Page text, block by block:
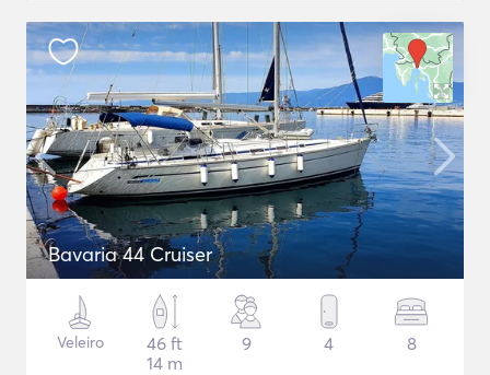
Bavaria 44 Cruiser
Veleiro
46 ft
14 m
9 4 8